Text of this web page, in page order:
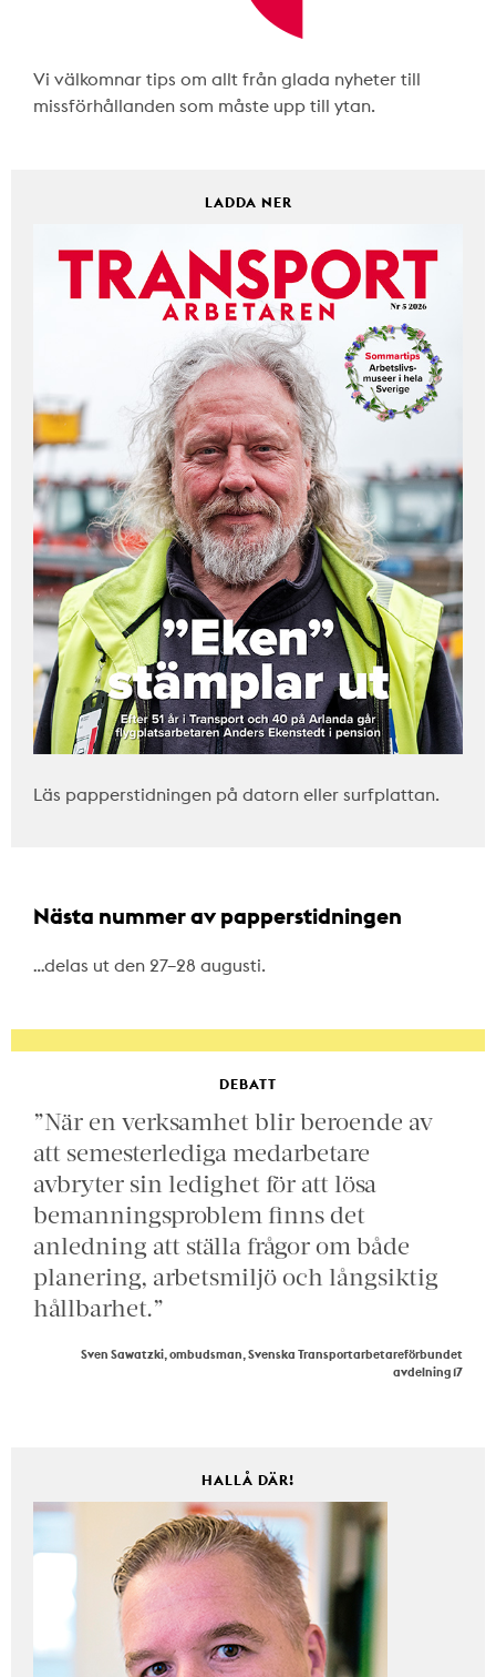
Vi välkomnar tips om allt från glada nyheter till
missförhållanden som måste upp till ytan.
LADDA NER
Läs papperstidningen på datorn eller surfplattan.
Nästa nummer av papperstidningen
…delas ut den 27–28 augusti.
DEBATT
”När en verksamhet blir beroende av
att semesterlediga medarbetare
avbryter sin ledighet för att lösa
bemanningsproblem finns det
anledning att ställa frågor om både
planering, arbetsmiljö och långsiktig
hållbarhet.”
Sven Sawatzki, ombudsman, Svenska Transportarbetareförbundet
avdelning 17
HALLÅ DÄR!